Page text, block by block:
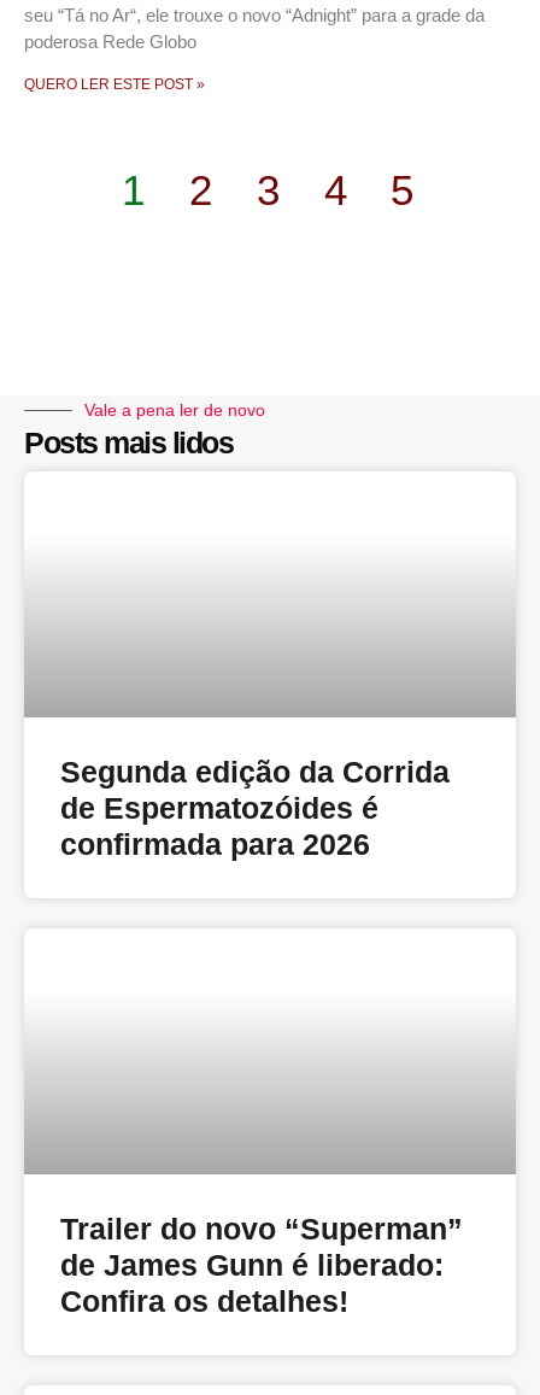
seu “Tá no Ar“, ele trouxe o novo “Adnight” para a grade da
poderosa Rede Globo
QUERO LER ESTE POST »
1 2 3 4 5
Vale a pena ler de novo
Posts mais lidos
Segunda edição da Corrida
de Espermatozóides é
confirmada para 2026
Trailer do novo “Superman”
de James Gunn é liberado:
Confira os detalhes!